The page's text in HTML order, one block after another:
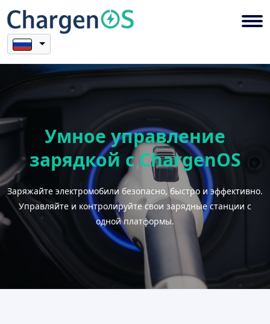
Умное управление
зарядкой с ChargenOS
Заряжайте электромобили безопасно, быстро и эффективно.
Управляйте и контролируйте свои зарядные станции с
одной платформы.